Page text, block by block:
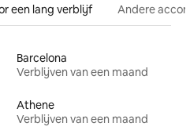
een lang verblijf Andere
Barcelona
Verblijven van een maand
Athene
Verblijven van een maand